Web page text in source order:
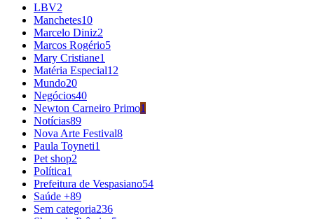
LBV2
Manchetes10
Marcelo Diniz2
Marcos Rogério5
Mary Cristiane1
Matéria Especial12
Mundo20
Negócios40
Newton Carneiro Primo1
Notícias89
Nova Arte Festival8
Paula Toyneti1
Pet shop2
Política1
Prefeitura de Vespasiano54
Saúde +89
Sem categoria236